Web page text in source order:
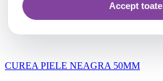
Accept toate
CUREA PIELE NEAGRA 50MM